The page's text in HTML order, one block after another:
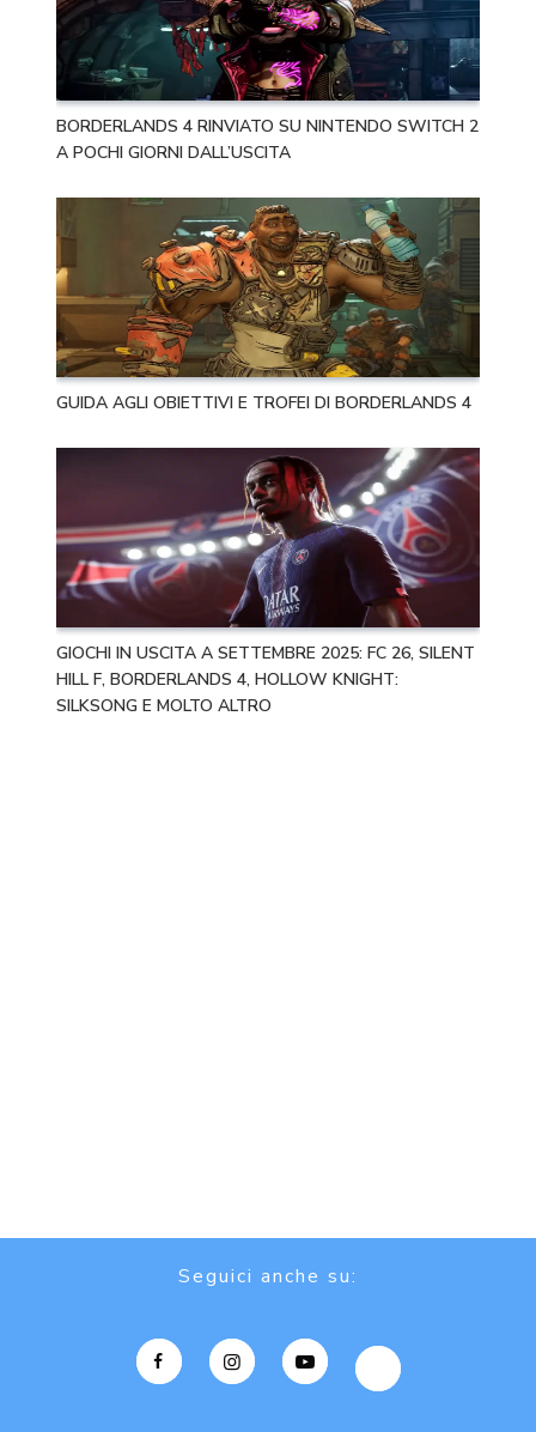
BORDERLANDS 4 RINVIATO SU NINTENDO SWITCH 2
A POCHI GIORNI DALL’USCITA
GUIDA AGLI OBIETTIVI E TROFEI DI BORDERLANDS 4
GIOCHI IN USCITA A SETTEMBRE 2025: FC 26, SILENT
HILL F, BORDERLANDS 4, HOLLOW KNIGHT:
SILKSONG E MOLTO ALTRO
Seguici anche su: